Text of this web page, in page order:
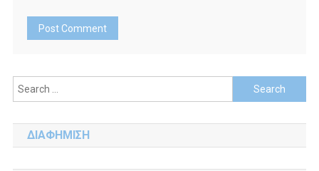
Search
for:
ΔΙΑΦΗΜΙΣΗ